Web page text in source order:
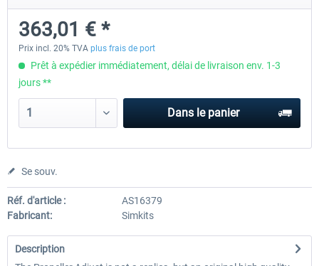
251,08 € *
363,01 € *
Prix incl. 20% TVA plus frais de port
Prêt à expédier immédiatement, délai de livraison env. 1-3
jours **
Dans le panier
Se souv.
Réf. d'article :
AS16379
Fabricant:
Simkits
Description